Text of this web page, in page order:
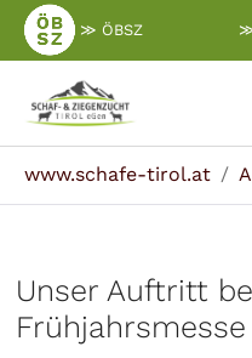
Zum
Hauptinhalt
≫ ÖBSZ
www.schafe-tirol.at
Unser Auftritt
Frühjahrsmesse